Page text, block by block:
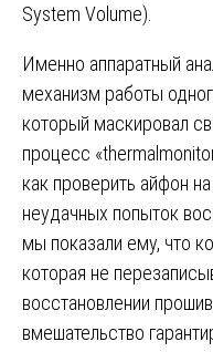
System Volume).
Именно аппаратный
механизм работы
который маскировал
процесс
как проверить айфон
неудачных попыток
мы показали ему, что
которая не
восстановлении
вмешательство